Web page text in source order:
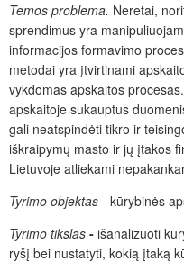
Temos problema. Neretai,
sprendimus yra
informacijos formavimo
metodai yra įtvirtinami
vykdomas apskaitos
apskaitoje sukauptus
gali neatspindėti tikro ir
iškraipymų masto ir jų įtakos
Lietuvoje atliekami
Tyrimo objektas - kūrybinės
Tyrimo tikslas - išanalizuoti
ryšį bei nustatyti, kokią įtaką